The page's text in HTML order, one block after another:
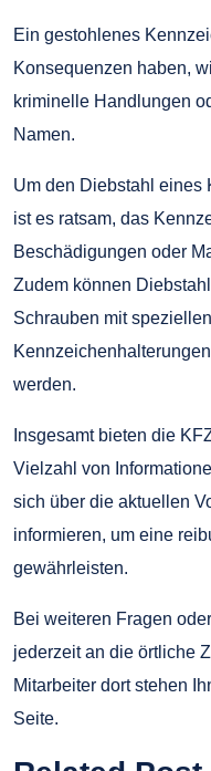
Ein gestohlenes
Konsequenzen haben,
kriminelle Handlungen
Namen.
Um den Diebstahl eines
ist es ratsam, das
Beschädigungen oder
Zudem können
Schrauben mit
werden.
Insgesamt bieten die
Vielzahl von
sich über die aktuellen
informieren, um eine
gewährleisten.
Bei weiteren Fragen
jederzeit an die örtliche
Mitarbeiter dort stehen
Seite.